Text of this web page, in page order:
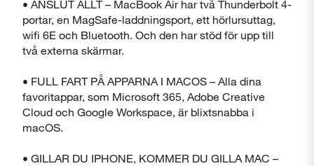
• ANSLUT ALLT – MacBook Air har två Thunderbolt 4-
portar, en MagSafe-laddningsport, ett hörlursuttag,
wifi 6E och Bluetooth. Och den har stöd för upp till
två externa skärmar.
• FULL FART PÅ APPARNA I MACOS – Alla dina
favoritappar, som Microsoft 365, Adobe Creative
Cloud och Google Workspace, är blixtsnabba i
macOS.
• GILLAR DU IPHONE, KOMMER DU GILLA MAC –